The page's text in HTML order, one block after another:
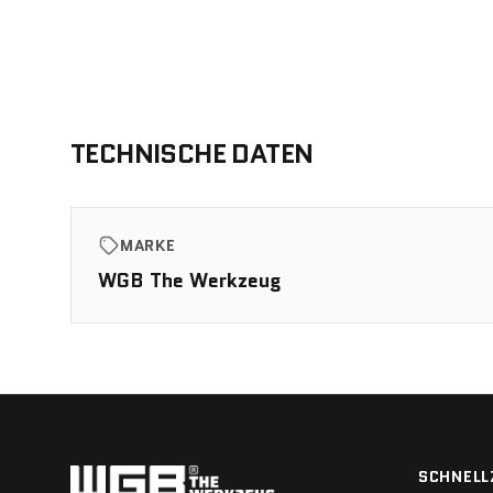
TECHNISCHE DATEN
MARKE
WGB The Werkzeug